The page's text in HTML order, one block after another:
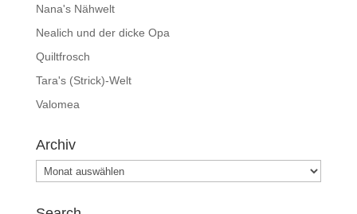
Nana's Nähwelt
Nealich und der dicke Opa
Quiltfrosch
Tara's (Strick)-Welt
Valomea
Archiv
Archiv